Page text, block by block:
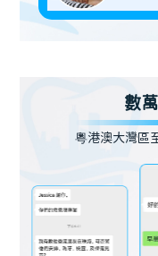
數
粵港澳大灣區